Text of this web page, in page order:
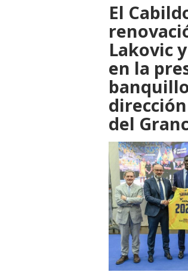
El
Lakovic
en la
del